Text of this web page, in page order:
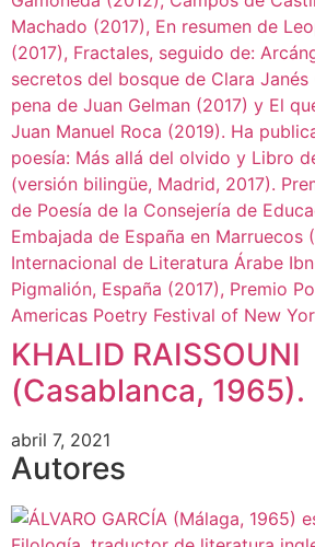
KHALID RAISSOUNI
(Casablanca, 1965).
abril 7, 2021
Autores